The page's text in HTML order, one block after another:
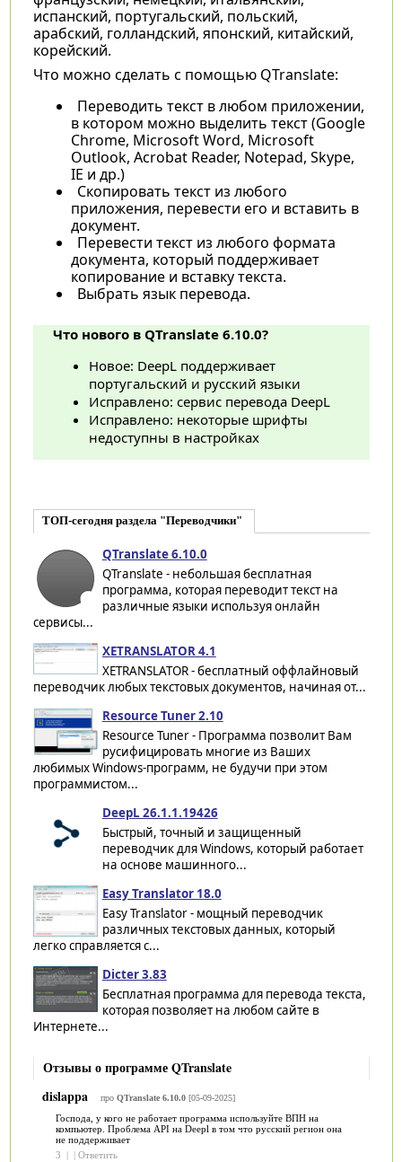
испанский, португальский, польский,
арабский, голландский, японский, китайский,
корейский.
Что можно сделать с помощью QTranslate:
Переводить текст в любом приложении,
в котором можно выделить текст (Google
Chrome, Microsoft Word, Microsoft
Outlook, Acrobat Reader, Notepad, Skype,
IE и др.)
Скопировать текст из любого
приложения, перевести его и вставить в
документ.
Перевести текст из любого формата
документа, который поддерживает
копирование и вставку текста.
Выбрать язык перевода.
Что нового в QTranslate 6.10.0?
Новое: DeepL поддерживает
португальский и русский языки
Исправлено: сервис перевода DeepL
Исправлено: некоторые шрифты
недоступны в настройках
ТОП-сегодня раздела "Переводчики"
QTranslate 6.10.0
QTranslate - небольшая бесплатная
программа, которая переводит текст на
различные языки используя онлайн
сервисы...
XETRANSLATOR 4.1
XETRANSLATOR - бесплатный оффлайновый
переводчик любых текстовых документов, начиная от...
Resource Tuner 2.10
Resource Tuner - Программа позволит Вам
русифицировать многие из Ваших
любимых Windows-программ, не будучи при этом
программистом...
DeepL 26.1.1.19426
Быстрый, точный и защищенный
переводчик для Windows, который работает
на основе машинного...
Easy Translator 18.0
Easy Translator - мощный переводчик
различных текстовых данных, который
легко справляется с...
Dicter 3.83
Бесплатная программа для перевода текста,
которая позволяет на любом сайте в
Интернете...
Отзывы о программе QTranslate
dislappa
про QTranslate 6.10.0[05-09-2025]
Господа, у кого не работает программа используйте ВПН на
компьютер. Проблема API на Deepl в том что русский регион она
не поддерживает
3
Ответить